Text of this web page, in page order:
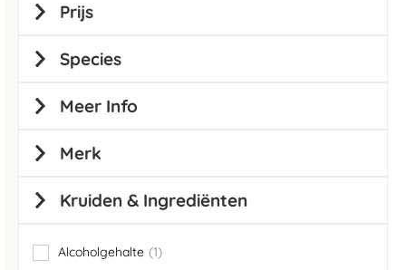
Prijs
Species
Meer Info
Merk
Kruiden & Ingrediënten
Alcoholgehalte 1
item